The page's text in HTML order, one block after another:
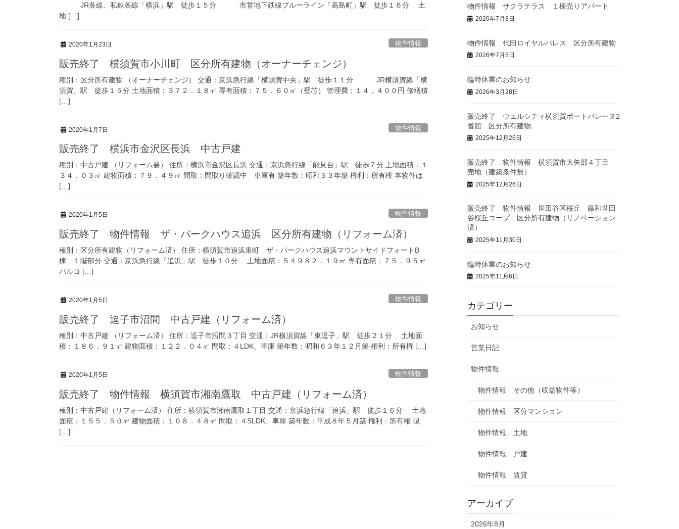
JR各線、私鉄各線「横浜」駅 徒歩１５分 市営地下鉄線ブルーライン「高島町」駅 徒歩１６分 土
地 […]
2020年1月23日 物件情報
販売終了 横須賀市小川町 区分所有建物（オーナーチェンジ）
種別：区分所有建物 （オーナーチェンジ） 交通：京浜急行線「横須賀中央」駅 徒歩１１分 JR横須賀線「横
須賀」駅 徒歩１５分 土地面積：３７２．１８㎡ 専有面積：７５．６０㎡（壁芯） 管理費：１４，４００円 修繕積
[…]
2020年1月7日 物件情報
販売終了 横浜市金沢区長浜 中古戸建
種別：中古戸建 （リフォーム要） 住所：横浜市金沢区長浜 交通：京浜急行線「能見台」駅 徒歩７分 土地面積：１
３４．０３㎡ 建物面積：７９．４９㎡ 間取：間取り確認中 車庫有 築年数：昭和５３年築 権利：所有権 本物件は
[…]
2020年1月5日 物件情報
販売終了 物件情報 ザ・パークハウス追浜 区分所有建物（リフォーム済）
種別：区分所有建物（リフォーム済） 住所：横須賀市追浜東町 ザ・パークハウス追浜マウントサイドフォートB
棟 １階部分 交通：京浜急行線「追浜」駅 徒歩１０分 土地面積：５４９８２．１９㎡ 専有面積：７５．９５㎡
バルコ […]
2020年1月5日 物件情報
販売終了 逗子市沼間 中古戸建（リフォーム済）
種別：中古戸建 （リフォーム済） 住所：逗子市沼間３丁目 交通：JR横須賀線「東逗子」駅 徒歩２１分 土地面
積：１８６．９１㎡ 建物面積：１２２．０４㎡ 間取：４LDK、車庫 築年数：昭和６３年１２月築 権利：所有権 […]
2020年1月5日 物件情報
販売終了 物件情報 横須賀市湘南鷹取 中古戸建（リフォーム済）
種別：中古戸建（リフォーム済） 住所：横須賀市湘南鷹取１丁目 交通：京浜急行線「追浜」駅 徒歩１６分 土地
面積：１５５．５０㎡ 建物面積：１０８．４８㎡ 間取：４SLDK、車庫 築年数：平成８年５月築 権利：所有権 現
[…]
物件情報 サクラテラス １棟売りアパート
2026年7月8日
物件情報 代田ロイヤルパレス 区分所有建物
2026年7月8日
臨時休業のお知らせ
2026年3月28日
販売終了 ウェルシティ横須賀ポートバレーヌ2
番館 区分所有建物
2025年12月26日
販売終了 物件情報 横須賀市大矢部４丁目
売地（建築条件無）
2025年12月26日
販売終了 物件情報 世田谷区桜丘 藤和世田
谷桜丘コープ 区分所有建物（リノベーション
済）
2025年11月30日
臨時休業のお知らせ
2025年11月6日
カテゴリー
お知らせ
営業日記
物件情報
物件情報 その他（収益物件等）
物件情報 区分マンション
物件情報 土地
物件情報 戸建
物件情報 賃貸
アーカイブ
2026年8月